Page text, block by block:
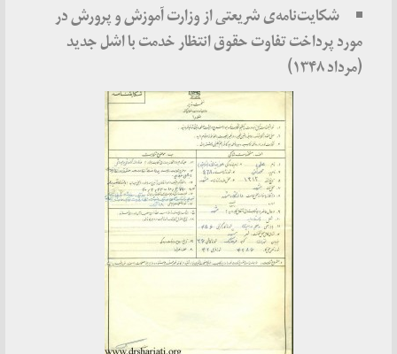
شکایت‌نامه‌ی شریعتی از وزارت آموزش و پرورش در
مورد پرداخت تفاوت حقوق انتظار خدمت با اشل جدید
(مرداد ۱۳۴۸)